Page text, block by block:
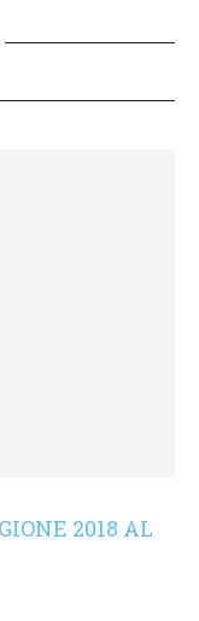
2018 AL